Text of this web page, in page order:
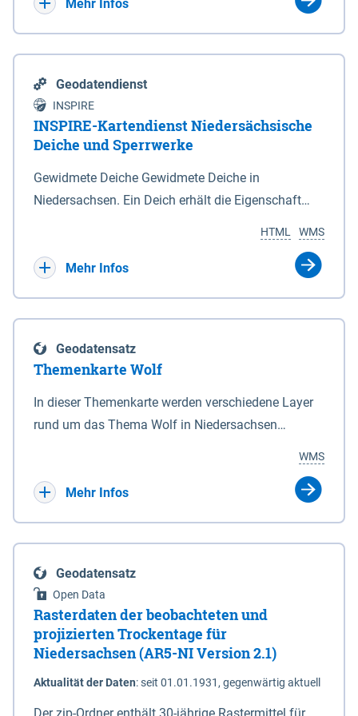
Mehr Infos
Geodatendienst
INSPIRE
INSPIRE-Kartendienst Niedersächsische
Deiche und Sperrwerke
Gewidmete Deiche Gewidmete Deiche in
Niedersachsen. Ein Deich erhält die Eigenschaft
Deichbehörde durch Verordnung ausspricht. Für
enthalten. Sperrwerke Sperrwerke sind Bauwerke
mit Sperrvorrichtungen in Tidegewässern, die dem
Schutz eines Gebietes vor erhöhten Tiden, vor allem
vor Sturmfluten, zu dienen bestimmt sind (§2 Abs.3
Eigenschaft eines Sperrwerkes durch Widmung, die
die Deichbehörde durch Verordnung ausspricht.
WMS
HTML
Mehr Infos
Geodatensatz
Themenkarte Wolf
In dieser Themenkarte werden verschiedene Layer
rund um das Thema Wolf in Niedersachsen
sowie Status der bestehenden Wolfsterritorien im
laufenden Monitoringjahr.
WMS
Mehr Infos
Geodatensatz
Open Data
Rasterdaten der beobachteten und
projizierten Trockentage für
Niedersachsen (AR5-NI Version 2.1)
Aktualität der Daten:seit 01.01.1931, gegenwärtig aktuell